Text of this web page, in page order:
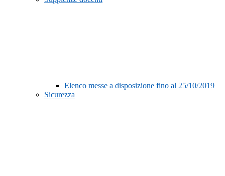
Elenco messe a disposizione fino al 25/10/2019
Sicurezza